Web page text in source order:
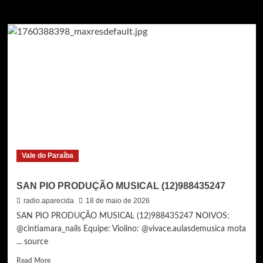
Vale do Paraíba
SAN PIO PRODUÇÃO MUSICAL (12)988435247
radio.aparecida
18 de maio de 2026
SAN PIO PRODUÇÃO MUSICAL (12)988435247 NOIVOS:
@cintiamara_nails Equipe: Violino: @vivace.aulasdemusica mota
... source
Read MoreRead